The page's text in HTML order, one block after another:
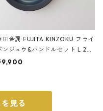
田金属 FUJITA KINZOKU フライ
ンジュウ&ハンドルセット L 24c
ガス火・IH対応 鉄フライパン
見る